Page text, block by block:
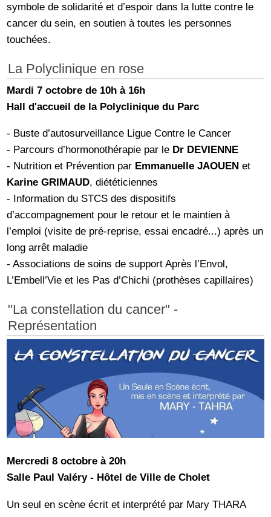
symbole de solidarité et d’espoir dans la lutte contre le
cancer du sein, en soutien à toutes les personnes
touchées.
La Polyclinique en rose
Mardi 7 octobre de 10h à 16h
Hall d'accueil de la Polyclinique du Parc
- Buste d’autosurveillance Ligue Contre le Cancer
- Parcours d’hormonothérapie par le Dr DEVIENNE
- Nutrition et Prévention par Emmanuelle JAOUEN et
Karine GRIMAUD, diététiciennes
- Information du STCS des dispositifs
d’accompagnement pour le retour et le maintien à
l’emploi (visite de pré-reprise, essai encadré...) après un
long arrêt maladie
- Associations de soins de support Après l’Envol,
L’Embell’Vie et les Pas d’Chichi (prothèses capillaires)
"La constellation du cancer" -
Représentation
Mercredi 8 octobre à 20h
Salle Paul Valéry - Hôtel de Ville de Cholet
Un seul en scène écrit et interprété par Mary THARA